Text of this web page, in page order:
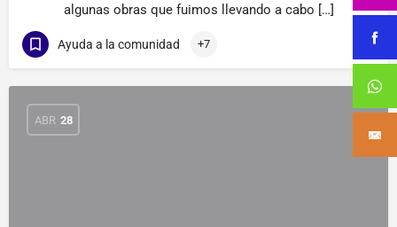
algunas obras que fuimos llevando a cabo […]
Ayuda a la comunidad +7
ABR 28